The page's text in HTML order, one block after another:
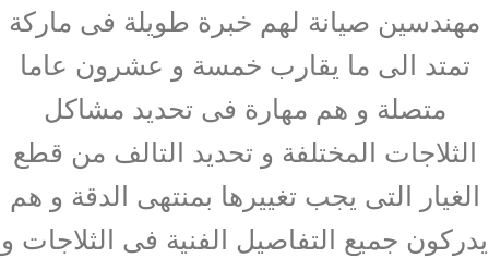
مهندسين صيانة لهم خبرة طويلة فى ماركة
تمتد الى ما يقارب خمسة و عشرون عاما
متصلة و هم مهارة فى تحديد مشاكل
الثلاجات المختلفة و تحديد التالف من قطع
الغيار التى يجب تغييرها بمنتهى الدقة و هم
يدركون جميع التفاصيل الفنية فى الثلاجات و